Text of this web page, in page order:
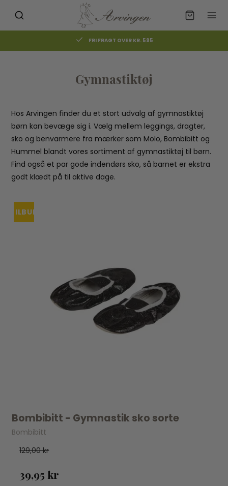
GRATIS AFHENTNING I BUTIKKEN
Gymnastiktøj
Hos Arvingen finder du et stort udvalg af gymnastiktøj
børn kan bevæge sig i. Vælg mellem leggings, dragter,
sko og benvarmere fra mærker som Molo, Bombibitt og
Hummel blandt vores sortiment af gymnastiktøj til børn.
Find også et par gode indendørs sko, så barnet er ekstra
godt klædt på til aktive dage.
TILBUD
Bombibitt - Gymnastik sko sorte
Bombibitt
129,00 kr
39,95 kr